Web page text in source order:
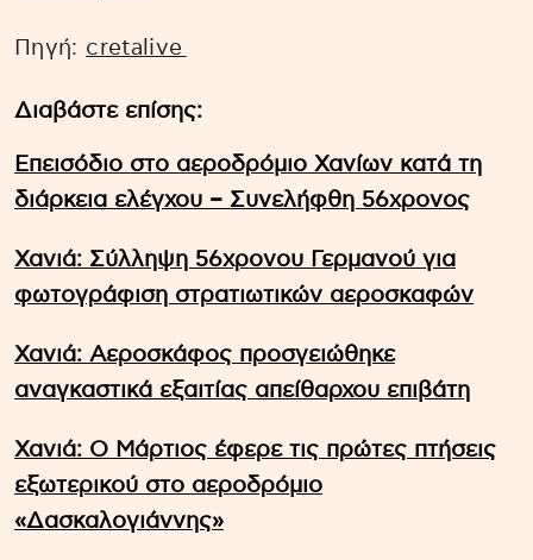
Πηγή: cretalive
Διαβάστε επίσης:
Επεισόδιο στο αεροδρόμιο Χανίων κατά τη
διάρκεια ελέγχου – Συνελήφθη 56χρονος
Χανιά: Σύλληψη 56χρονου Γερμανού για
φωτογράφιση στρατιωτικών αεροσκαφών
Χανιά: Αεροσκάφος προσγειώθηκε
αναγκαστικά εξαιτίας απείθαρχου επιβάτη
Χανιά: Ο Μάρτιος έφερε τις πρώτες πτήσεις
εξωτερικού στο αεροδρόμιο
«Δασκαλογιάννης»